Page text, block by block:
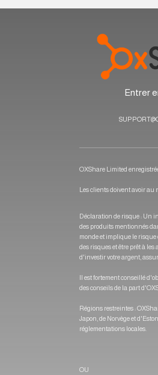
Entrer
OXShare Limited
Les clients doivent avoir au
Déclaration de risque : Un
des produits mentionnés
monde et implique le
des risques et être prêt à
d'investir votre argent,
Il est fortement conseillé
des conseils de la part
Régions restreintes :
Japon, de Norvège et
réglementations locales.
OU